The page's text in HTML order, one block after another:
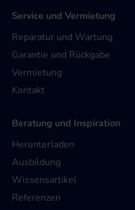
Service und Vermietung
Reparatur und Wartung
Garantie und Rückgabe
Vermietung
Kontakt
Beratung und Inspiration
Herunterladen
Ausbildung
Wissensartikel
Referenzen